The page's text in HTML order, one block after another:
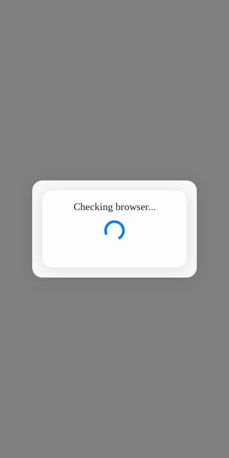
Checking browser...